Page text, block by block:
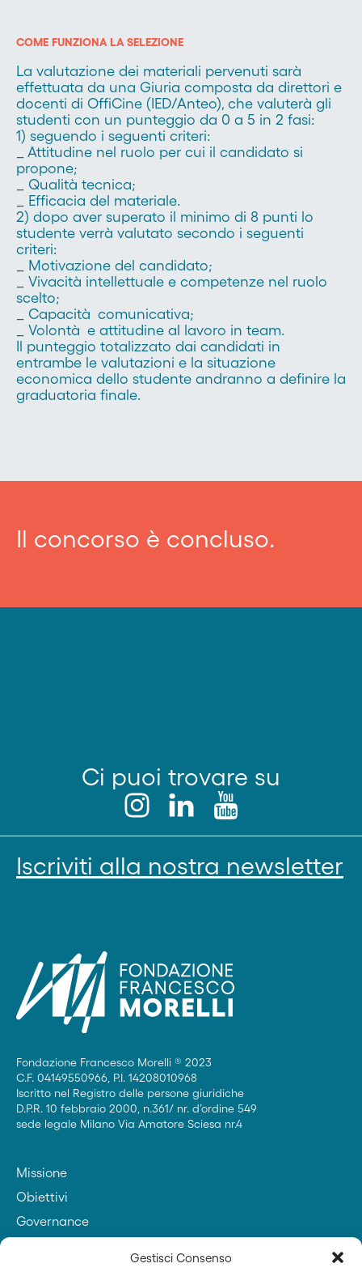
Gestisci Consenso
COME FUNZIONA LA SELEZIONE
La valutazione dei materiali pervenuti sarà
effettuata da una Giuria composta da direttori e
docenti di OffiCine (IED/Anteo), che valuterà gli
studenti con un punteggio da 0 a 5 in 2 fasi:
1) seguendo i seguenti criteri:
_ Attitudine nel ruolo per cui il candidato si
propone;
_ Qualità tecnica;
_ Efficacia del materiale.
2) dopo aver superato il minimo di 8 punti lo
studente verrà valutato secondo i seguenti
criteri:
_ Motivazione del candidato;
_ Vivacità intellettuale e competenze nel ruolo
scelto;
_ Capacità comunicativa;
_ Volontà e attitudine al lavoro in team.
Il punteggio totalizzato dai candidati in
entrambe le valutazioni e la situazione
economica dello studente andranno a definire la
graduatoria finale.
Il concorso è concluso.
Ci puoi trovare su
Iscriviti alla nostra newsletter
Fondazione Francesco Morelli ® 2023
C.F. 04149550966, P.I. 14208010968
Iscritto nel Registro delle persone giuridiche
D.P.R. 10 febbraio 2000, n.361/ nr. d’ordine 549
sede legale Milano Via Amatore Sciesa nr.4
Missione
Obiettivi
Governance